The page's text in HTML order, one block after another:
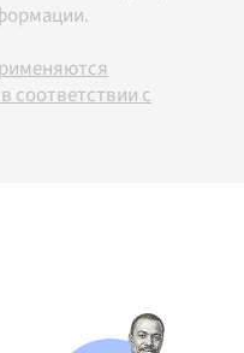
соответствии с